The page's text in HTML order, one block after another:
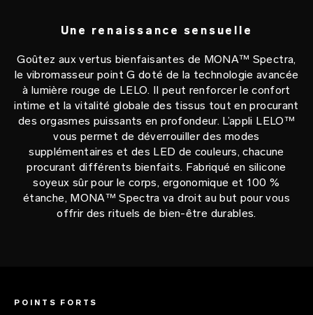
Une renaissance sensuelle
Goûtez aux vertus bienfaisantes de MONA™ Spectra,
le vibromasseur point G doté de la technologie avancée
à lumière rouge de LELO. Il peut renforcer le confort
intime et la vitalité globale des tissus tout en procurant
des orgasmes puissants en profondeur. L’appli LELO™
vous permet de déverrouiller des modes
supplémentaires et des LED de couleurs, chacune
procurant différents bienfaits. Fabriqué en silicone
soyeux sûr pour le corps, ergonomique et 100 %
étanche, MONA™ Spectra va droit au but pour vous
offrir des rituels de bien-être durables.
POINTS FORTS